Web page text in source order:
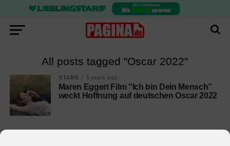
All posts tagged "Oscar 2022"
STARS 5 years ago
Maren Eggert Film “Ich bin Dein Mensch”
weckt Hoffnung auf deutschen Oscar 2022